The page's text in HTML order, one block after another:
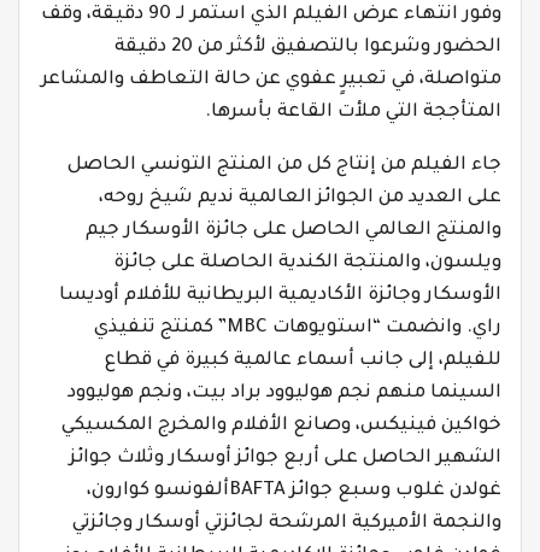
وفور انتهاء عرض الفيلم الذي استمر لـ 90 دقيقة، وقف
الحضور وشرعوا بالتصفيق لأكثر من 20 دقيقة
متواصلة، في تعبيرٍ عفوي عن حالة التعاطف والمشاعر
المتأججة التي ملأت القاعة بأسرها.
جاء الفيلم من إنتاج كل من المنتج التونسي الحاصل
على العديد من الجوائز العالمية نديم شيخ روحه،
والمنتج العالمي الحاصل على جائزة الأوسكار جيم
ويلسون، والمنتجة الكندية الحاصلة على جائزة
الأوسكار وجائزة الأكاديمية البريطانية للأفلام أوديسا
راي. وانضمت “استويوهات MBC” كمنتج تنفيذي
للفيلم، إلى جانب أسماء عالمية كبيرة في قطاع
السينما منهم نجم هوليوود براد بيت، ونجم هوليوود
خواكين فينيكس، وصانع الأفلام والمخرج المكسيكي
الشهير الحاصل على أربع جوائز أوسكار وثلاث جوائز
غولدن غلوب وسبع جوائزBAFTAألفونسو كوارون،
والنجمة الأميركية المرشحة لجائزتي أوسكار وجائزتي